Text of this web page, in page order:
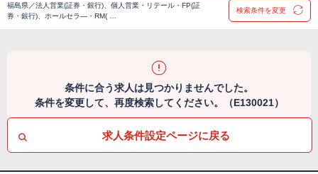
福島県／法人営業(証券・銀行)、個人営業・リテール・FP(証
券・銀行)、ホールセラ―・RM( …
検索条件を変更
条件に合う求人は見つかりませんでした。
条件を変更して、再度検索してください。（E130021）
求人条件設定ページに戻る